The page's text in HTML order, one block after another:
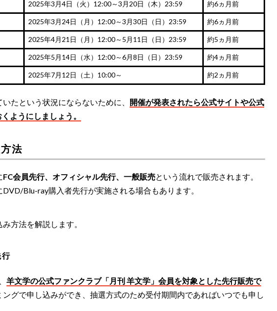
2025年3月4日（火）12:00～3月20日（木）23:59 約6ヵ月前
2025年3月24日（月）12:00～3月30日（日）23:59 約6ヵ月前
2025年4月21日（月）12:00～5月11日（日）23:59 約5ヵ月前
2025年5月14日（水）12:00～6月8日（日）23:59 約4ヵ月前
2025年7月12日（土）10:00～ 約2ヵ月前
たという状況にならないために、 開催が発表されたら公式サイトや公式
ようにしましょう。
法
FC会員先行、オフィシャル先行、一般販売という流れで販売されます。
Blu-ray購入者先行が実施される場合もあります。
方法を解説します。
羊文学の公式ファンクラブ「月刊 羊文学」会員を対象とした先行販売で
グで申し込みができ、抽選方式のため受付期間内であればいつでも申し